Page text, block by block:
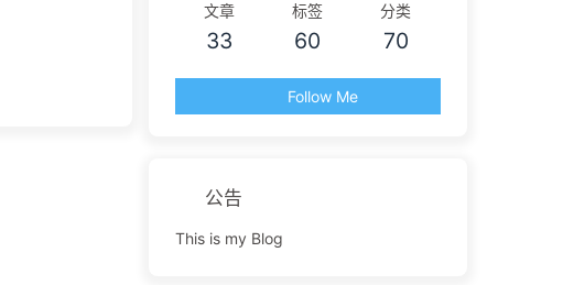
文章
33
标签
60
分类
70
Follow Me
公告
This is my Blog